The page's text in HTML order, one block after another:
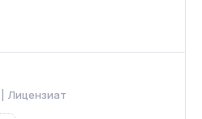
Лицензиат